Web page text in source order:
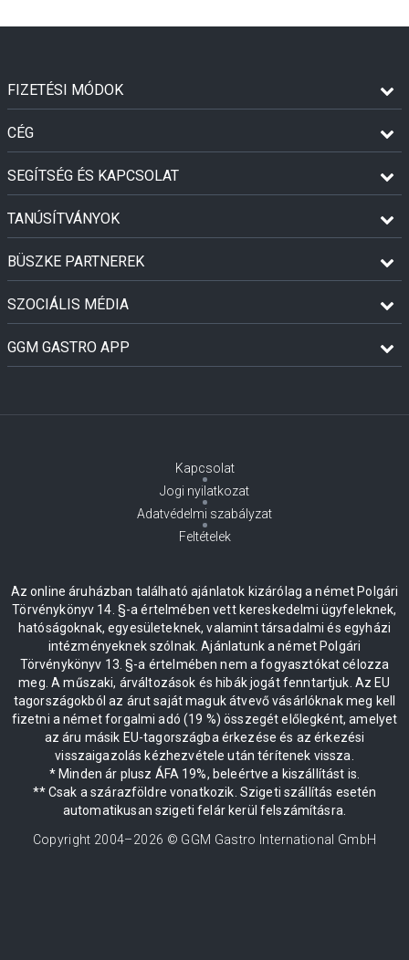
FIZETÉSI MÓDOK
CÉG
SEGÍTSÉG ÉS KAPCSOLAT
TANÚSÍTVÁNYOK
BÜSZKE PARTNEREK
SZOCIÁLIS MÉDIA
GGM GASTRO APP
Kapcsolat
Jogi nyilatkozat
Adatvédelmi szabályzat
Feltételek
Az online áruházban található ajánlatok kizárólag a német Polgári
Törvénykönyv 14. §-a értelmében vett kereskedelmi ügyfeleknek,
hatóságoknak, egyesületeknek, valamint társadalmi és egyházi
intézményeknek szólnak. Ajánlatunk a német Polgári
Törvénykönyv 13. §-a értelmében nem a fogyasztókat célozza
meg. A műszaki, árváltozások és hibák jogát fenntartjuk. Az EU
tagországokból az árut saját maguk átvevő vásárlóknak meg kell
fizetni a német forgalmi adó (19 %) összegét előlegként, amelyet
az áru másik EU-tagországba érkezése és az érkezési
visszaigazolás kézhezvétele után térítenek vissza.
* Minden ár plusz ÁFA 19%, beleértve a kiszállítást is.
** Csak a szárazföldre vonatkozik. Szigeti szállítás esetén
automatikusan szigeti felár kerül felszámításra.
Copyright 2004–2026 © GGM Gastro International GmbH